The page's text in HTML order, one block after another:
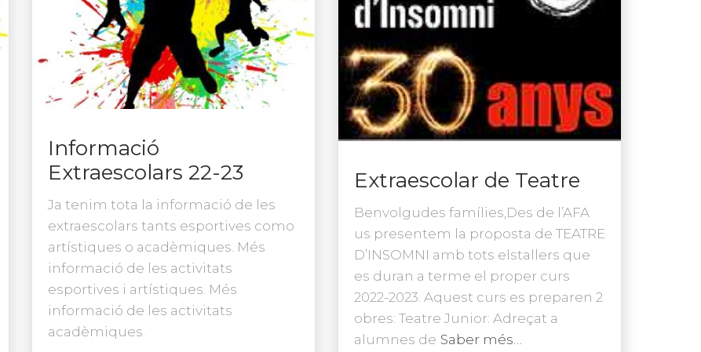
Informació
Extraescolars 22-23
Ja tenim tota la informació de les
extraescolars tants esportives como
artístiques o acadèmiques. Més
informació de les activitats
esportives i artístiques. Més
informació de les activitats
acadèmiques.
Extraescolar de Teatre
Benvolgudes famílies,Des de l’AFA
us presentem la proposta de TEATRE
D’INSOMNI amb tots elstallers que
es duran a terme el proper curs
2022-2023. Aquest curs es preparen 2
obres: Teatre Junior: Adreçat a
alumnes de Saber més…